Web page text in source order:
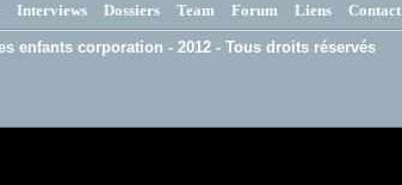
Interviews Dossiers Team Forum Liens Contact
enfants corporation - 2012 - Tous droits réservés